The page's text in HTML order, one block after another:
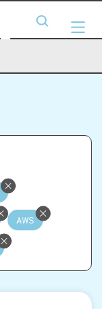
AWS